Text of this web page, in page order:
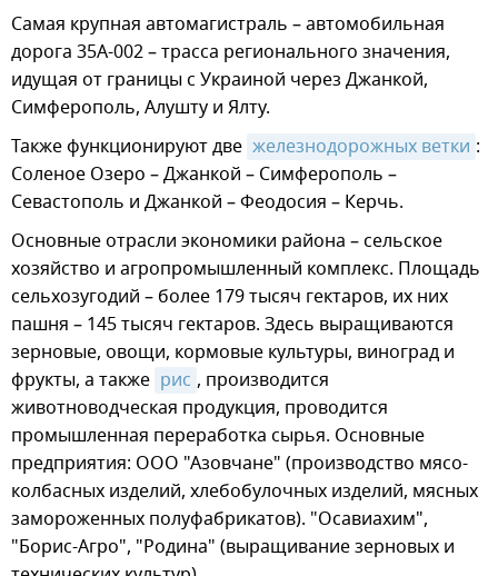
Самая крупная автомагистраль – автомобильная
дорога 35А-002 – трасса регионального значения,
идущая от границы с Украиной через Джанкой,
Симферополь, Алушту и Ялту.
Также функционируют две железнодорожных ветки :
Соленое Озеро – Джанкой – Симферополь –
Севастополь и Джанкой – Феодосия – Керчь.
Основные отрасли экономики района – сельское
хозяйство и агропромышленный комплекс. Площадь
сельхозугодий – более 179 тысяч гектаров, их них
пашня – 145 тысяч гектаров. Здесь выращиваются
зерновые, овощи, кормовые культуры, виноград и
фрукты, а также рис , производится
животноводческая продукция, проводится
промышленная переработка сырья. Основные
предприятия: ООО "Азовчане" (производство мясо-
колбасных изделий, хлебобулочных изделий, мясных
замороженных полуфабрикатов). "Осавиахим",
"Борис-Агро", "Родина" (выращивание зерновых и